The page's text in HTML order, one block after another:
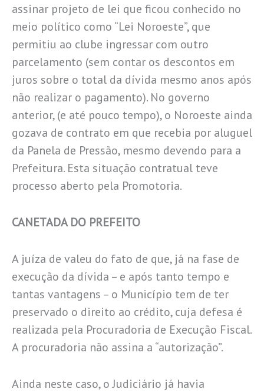
assinar projeto de lei que ficou conhecido no
meio político como “Lei Noroeste”, que
permitiu ao clube ingressar com outro
parcelamento (sem contar os descontos em
juros sobre o total da dívida mesmo anos após
não realizar o pagamento). No governo
anterior, (e até pouco tempo), o Noroeste ainda
gozava de contrato em que recebia por aluguel
da Panela de Pressão, mesmo devendo para a
Prefeitura. Esta situação contratual teve
processo aberto pela Promotoria.
CANETADA DO PREFEITO
A juíza de valeu do fato de que, já na fase de
execução da dívida – e após tanto tempo e
tantas vantagens – o Município tem de ter
preservado o direito ao crédito, cuja defesa é
realizada pela Procuradoria de Execução Fiscal.
A procuradoria não assina a “autorização”.
Ainda neste caso, o Judiciário já havia